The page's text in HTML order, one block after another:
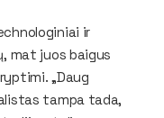
ir
mat juos baigus
„Daug
tampa tada,